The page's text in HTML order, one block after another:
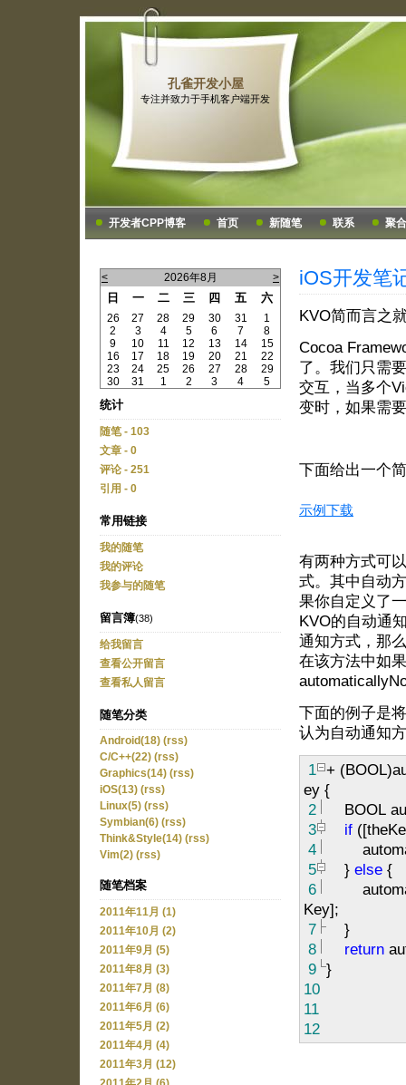
孔雀开发小屋
专注并致力于手机客户端开发
开发者CPP博客 首页 新随笔 联系 聚合
< 2026年8月 >
日 一 二 三 四 五 六
26 27 28 29 30 31
1
2
3 4 5 6 7
8
9
10 11 12 13 14
15
16
17 18 19 20 21
22
23
24 25 26 27 28
29
30
31 1 2 3 4 5
统计
随笔 - 103
文章 - 0
评论 - 251
引用 - 0
常用链接
我的随笔
我的评论
我参与的随笔
留言簿(38)
给我留言
查看公开留言
查看私人留言
随笔分类
Android(18) (rss)
C/C++(22) (rss)
Graphics(14) (rss)
iOS(13) (rss)
Linux(5) (rss)
Symbian(6) (rss)
Think&Style(14) (rss)
Vim(2) (rss)
随笔档案
2011年11月 (1)
2011年10月 (2)
2011年9月 (5)
2011年8月 (3)
2011年7月 (8)
2011年6月 (6)
2011年5月 (2)
2011年4月 (4)
2011年3月 (12)
iOS开发笔
KVO简而言之
Cocoa
了。我们只需
交互，当多个
变时，如果需
下面给出一个
示例下载
有两种方式可
式。其中自动
果你自定义了
KVO的自动通
通知方式，那
在该方法中如
下面的例子是
认为自动通知
1 +
ey {
2
BOOL
3
if
4
5
} else {
6
Key];
7
}
8
return
9 }
10
11
12